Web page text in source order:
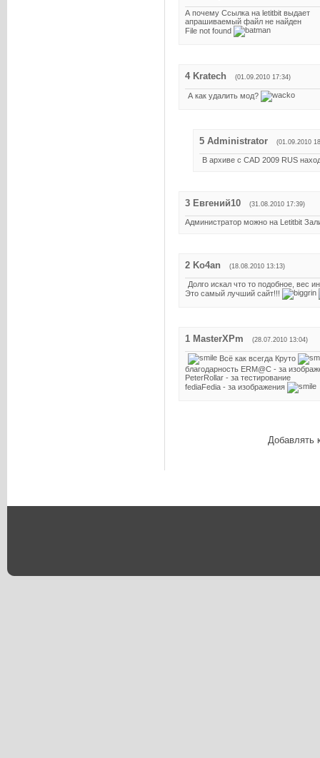
А почему Ссылка на letitbit выдает
апрашиваемый файл не найден
File not found
4 Kratech (01.09.2010 17:34)
А как удалить мод?
5 Administrator (01.09.2010
В архиве с CAD 2009 RUS
3 Евгений10 (31.08.2010 17:39)
Администратор можно на Letitbit
2 Ko4an (18.08.2010 13:13)
Долго искал что то подобное, вес
Это самый лучший сайт!!!
1 MasterXPm (28.07.2010 13:04)
Всё как всегда Круто
благодарность ERM@C - за
PeterRollar - за тестирование
fediaFedia - за изображения
Добавлять